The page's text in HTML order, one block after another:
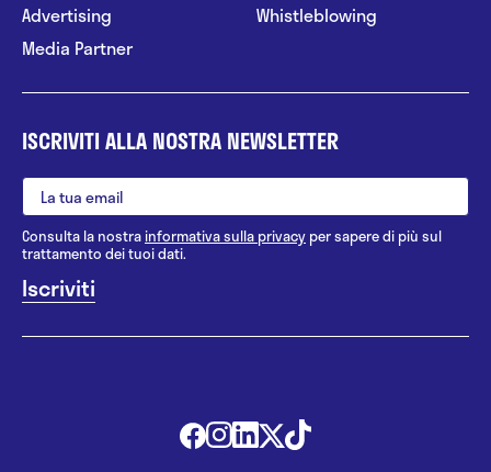
Advertising
Media Partner
Whistleblowing
ISCRIVITI ALLA NOSTRA NEWSLETTER
Consulta la nostrainformativa sulla privacy per sapere di più sul
trattamento dei tuoi dati.